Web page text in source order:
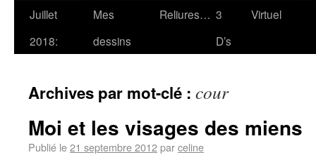
Juillet
2018:
Mes
dessins
Reliures… 3
D’s
Virtuel
Archives par mot-clé : cour
Moi et les visages des miens
Publié le21 septembre 2012parceline